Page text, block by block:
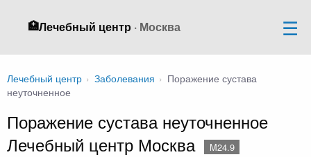
🏥Лечебный центр · Москва
Лечебный центр › Заболевания › Поражение сустава
неуточненное
Поражение сустава неуточненное
Лечебный центр Москва
M24.9